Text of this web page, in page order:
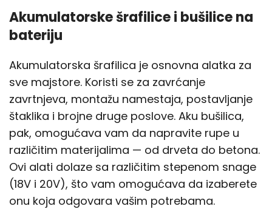
Akumulatorske šrafilice i bušilice na
bateriju
Akumulatorska šrafilica je osnovna alatka za
sve majstore. Koristi se za zavrćanje
zavrtnjeva, montažu namestaja, postavljanje
štaklika i brojne druge poslove. Aku bušilica,
pak, omogućava vam da napravite rupe u
različitim materijalima — od drveta do betona.
Ovi alati dolaze sa različitim stepenom snage
(18V i 20V), što vam omogućava da izaberete
onu koja odgovara vašim potrebama.